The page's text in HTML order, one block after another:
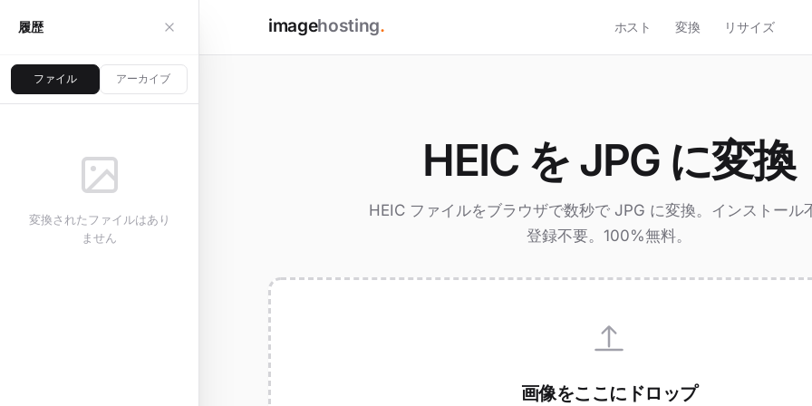
imagehosting. ホスト 変換 リサイズ
履歴
ファイル アーカイブ
変換されたファイルはあり
ません
HEIC を JPG に変換
HEIC ファイルをブラウザで数秒で JPG に変換。インストール
登録不要。100%無料。
画像をここにドロップ